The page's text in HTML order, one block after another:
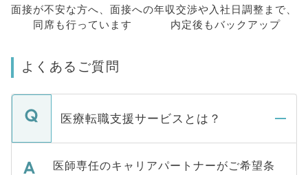
面接が不安な方へ、 面接への
同席も行っています
年収交渉や入社日調整まで、
内定後もバックアップ
よくあるご質問
医療転職支援サービスとは？
医師専任のキャリアパートナーがご希望条